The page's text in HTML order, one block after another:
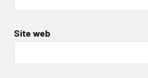
Site web